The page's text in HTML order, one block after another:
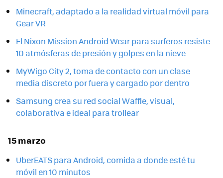
Minecraft, adaptado a la realidad virtual móvil para
Gear VR
El Nixon Mission Android Wear para surferos resiste
10 atmósferas de presión y golpes en la nieve
MyWigo City 2, toma de contacto con un clase
media discreto por fuera y cargado por dentro
Samsung crea su red social Waffle, visual,
colaborativa e ideal para trollear
15 marzo
UberEATS para Android, comida a donde esté tu
móvil en 10 minutos